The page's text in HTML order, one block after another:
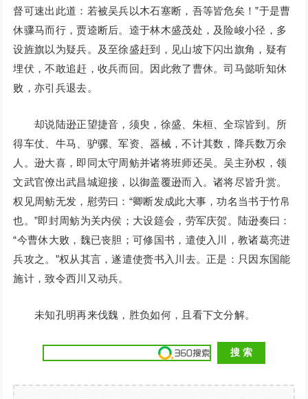
督可速出此道：若被吴兵以木石塞断，吾等皆危矣！”于是曹
休骤马而行，贾逵断后。逵于林木盛茂处，及险峻小径，多
设旌旗以为疑兵。及至徐盛赶到，见山坡下闪出旗角，疑有
埋伏，不敢追赶，收兵而回。因此救了曹休。司马懿听知休
败，亦引兵退去。
却说陆逊正望捷音，须臾，徐盛、朱桓、全琮皆到。所
得车仗、牛马、驴骡、军资、器械，不计其数，降兵数万余
人。逊大喜，即同太守周鲂并诸将班师还吴。吴主孙权，领
文武官僚出武昌城迎接，以御盖覆逊而入。诸将尽皆升赏。
权见周鲂无发，慰劳曰：“卿断发成此大事，功名当书于竹帛
也。”即封周鲂为关内侯；大设筵会，劳军庆贺。陆逊奏曰：
“今曹休大败，魏已丧胆；可修国书，遣使入川，教诸葛亮进
兵攻之。”权从其言，遂遣使赍书入川去。正是：只因东国能
施计，致令西川又动兵。
未知孔明再来伐魏，胜负如何，且看下文分解。